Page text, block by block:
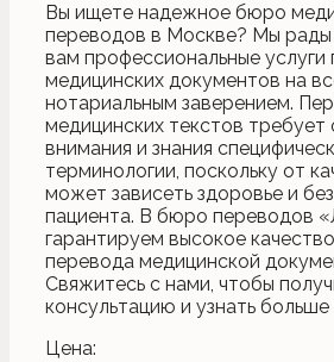
Вы ищете надежное бюро
переводов в Москве? Мы
вам профессиональные услуги
медицинских документов на
нотариальным заверением.
медицинских текстов требует
внимания и знания
терминологии, поскольку от
может зависеть здоровье и
пациента. В бюро переводов
гарантируем высокое
перевода медицинской
Свяжитесь с нами, чтобы
консультацию и узнать
Цена: